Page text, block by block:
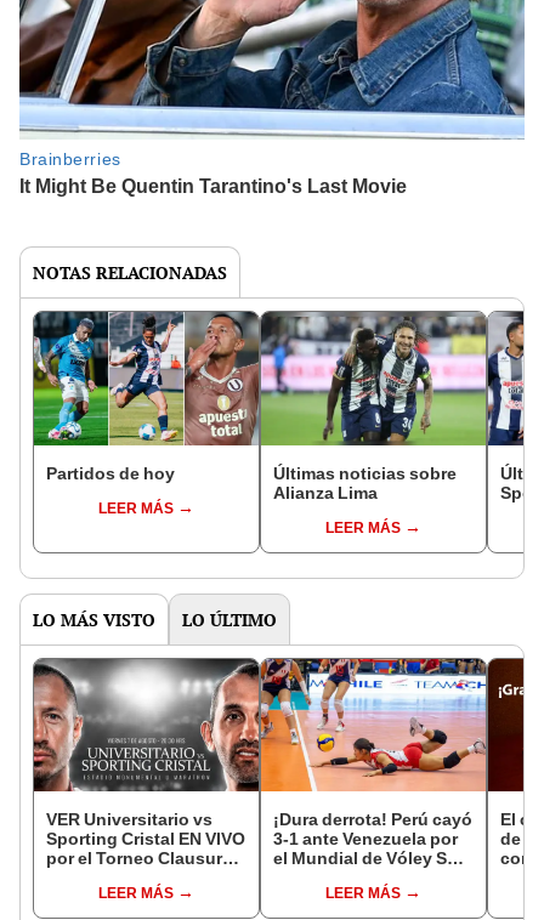
NOTAS RELACIONADAS
Partidos de hoy
LEER MÁS
Últimas noticias sobre
Alianza Lima
LEER MÁS
LO MÁS VISTO LO ÚLTIMO
VER Universitario vs
Sporting Cristal EN VIVO
por el Torneo Clausura
LEER MÁS
¡Dura derrota! Perú cayó
3-1 ante Venezuela por
el Mundial de Vóley Sub
LEER MÁS
El
de